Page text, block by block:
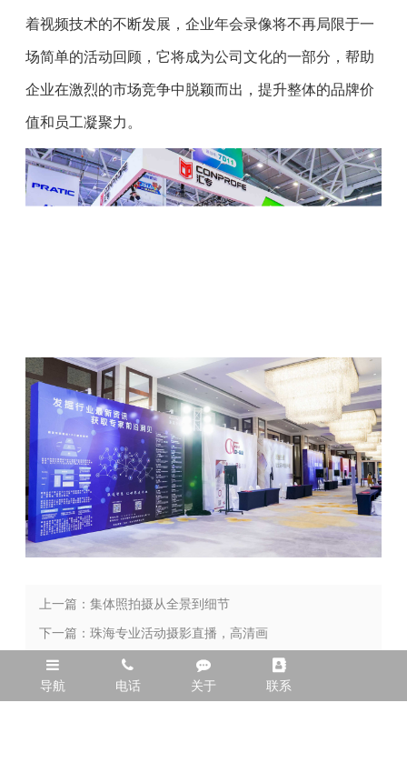
导航 电话 关于 联系
着视频技术的不断发展，企业年会录像将不再局限于一
场简单的活动回顾，它将成为公司文化的一部分，帮助
企业在激烈的市场竞争中脱颖而出，提升整体的品牌价
值和员工凝聚力。
上一篇：集体照拍摄从全景到细节
（2025年7月最新分享）
下一篇：珠海专业活动摄影直播，高清画
质，让每一场活动都成为视觉盛宴！
（2025年7月最新分享）